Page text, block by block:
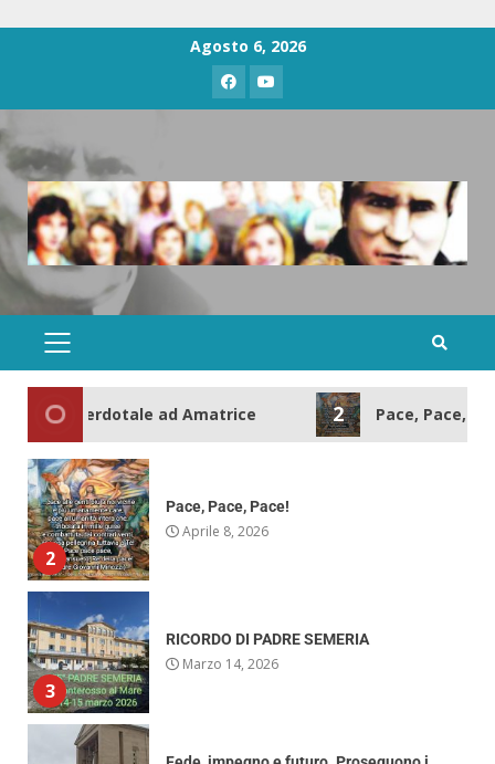
Agosto 6, 2026
Sacerdotale ad Amatrice Pace, Pace, Pace!
6
7
Famiglia dei Discepoli Sette nuovi
1
Ordinazione Sacerdotale ad Amatrice
Giugno 22, 2026
2
Pace, Pace, Pace!
3
RICORDO DI PADRE SEMERIA
Marzo 14, 2026
4
Fede, impegno e futuro. Proseguono i
Febbraio 12, 2026